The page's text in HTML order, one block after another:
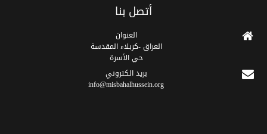
أتصل بنا
العنوان
العراق -كربلاء المقدسة
حي الأسرة
برید الکتروني
info@misbahalhussein.org